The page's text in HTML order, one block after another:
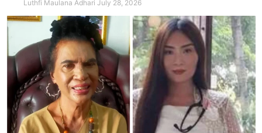
Luthfi Maulana Adhari July 28, 2026